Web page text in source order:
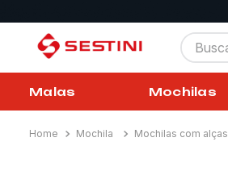
Buscar
Malas Mochilas
Mochila Mochilas com alças